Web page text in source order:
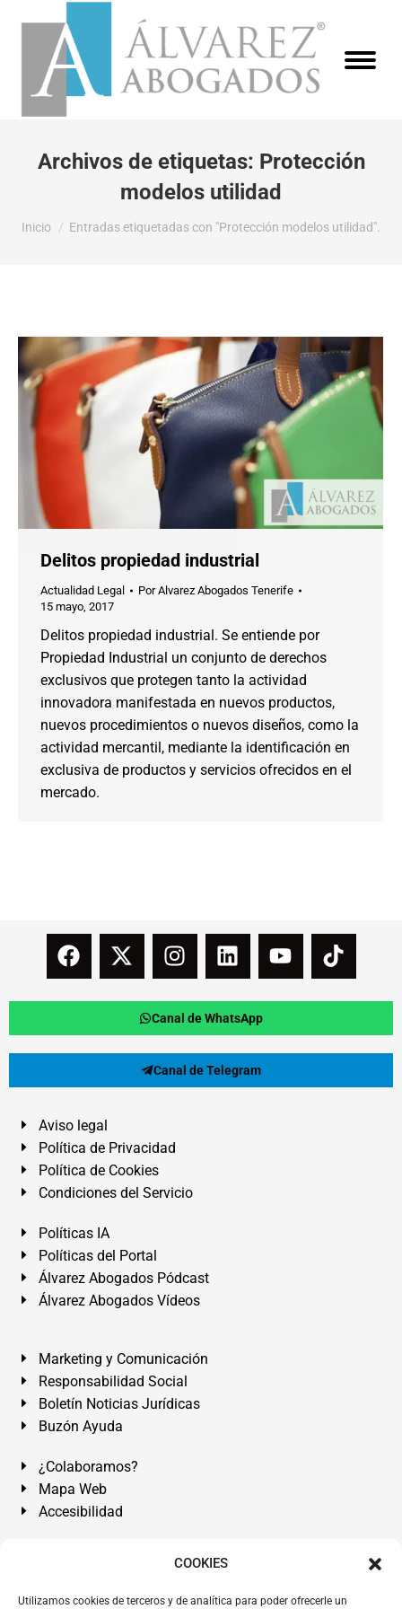
COOKIES
Utilizamos cookies de terceros y de analítica para poder ofrecerle un
Archivos de etiquetas: Protección
modelos utilidad
Estás aquí:
Inicio Entradas etiquetadas con "Protección modelos utilidad".
Delitos propiedad industrial
Actualidad Legal PorAlvarez Abogados Tenerife
15 mayo, 2017
Delitos propiedad industrial. Se entiende por
Propiedad Industrial un conjunto de derechos
exclusivos que protegen tanto la actividad
innovadora manifestada en nuevos productos,
nuevos procedimientos o nuevos diseños, como la
actividad mercantil, mediante la identificación en
exclusiva de productos y servicios ofrecidos en el
mercado.
Canal de WhatsApp
Canal de Telegram
Aviso legal
Política de Privacidad
Política de Cookies
Condiciones del Servicio
Políticas IA
Políticas del Portal
Álvarez Abogados Pódcast
Álvarez Abogados Vídeos
Marketing y Comunicación
Responsabilidad Social
Boletín Noticias Jurídicas
Buzón Ayuda
¿Colaboramos?
Mapa Web
Accesibilidad
Álvarez Abogados Tenerife:Calle Teobaldo Power Nº 7,
de Tenerife. Islas Canarias.